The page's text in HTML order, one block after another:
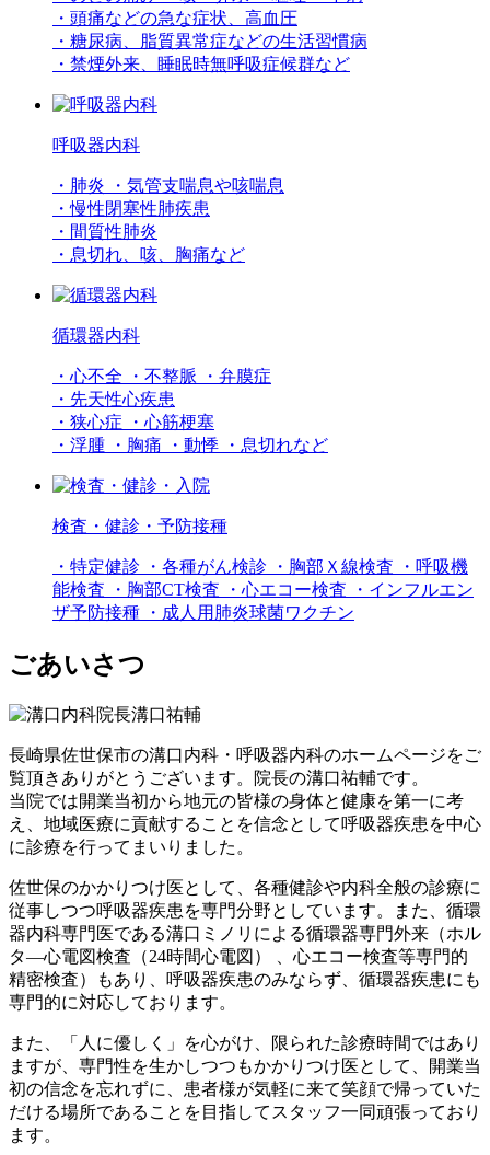
・頭痛などの急な症状、高血圧
・糖尿病、脂質異常症などの生活習慣病
・禁煙外来、睡眠時無呼吸症候群など
呼吸器内科
・肺炎 ・気管支喘息や咳喘息
・慢性閉塞性肺疾患
・間質性肺炎
・息切れ、咳、胸痛など
循環器内科
・心不全 ・不整脈 ・弁膜症
・先天性心疾患
・狭心症 ・心筋梗塞
・浮腫 ・胸痛 ・動悸 ・息切れなど
検査・健診・予防接種
・特定健診 ・各種がん検診 ・胸部Ｘ線検査 ・呼吸機
能検査 ・胸部CT検査 ・心エコー検査 ・インフルエン
ザ予防接種 ・成人用肺炎球菌ワクチン
ごあいさつ
長崎県佐世保市の溝口内科・呼吸器内科のホームページをご
覧頂きありがとうございます。院長の溝口祐輔です。
当院では開業当初から地元の皆様の身体と健康を第一に考
え、地域医療に貢献することを信念として呼吸器疾患を中心
に診療を行ってまいりました。
佐世保のかかりつけ医として、各種健診や内科全般の診療に
従事しつつ呼吸器疾患を専門分野としています。また、循環
器内科専門医である溝口ミノリによる循環器専門外来（ホル
タ―心電図検査（24時間心電図） 、心エコー検査等専門的
精密検査）もあり、呼吸器疾患のみならず、循環器疾患にも
専門的に対応しております。
また、「人に優しく」を心がけ、限られた診療時間ではあり
ますが、専門性を生かしつつもかかりつけ医として、開業当
初の信念を忘れずに、患者様が気軽に来て笑顔で帰っていた
だける場所であることを目指してスタッフ一同頑張っており
ます。